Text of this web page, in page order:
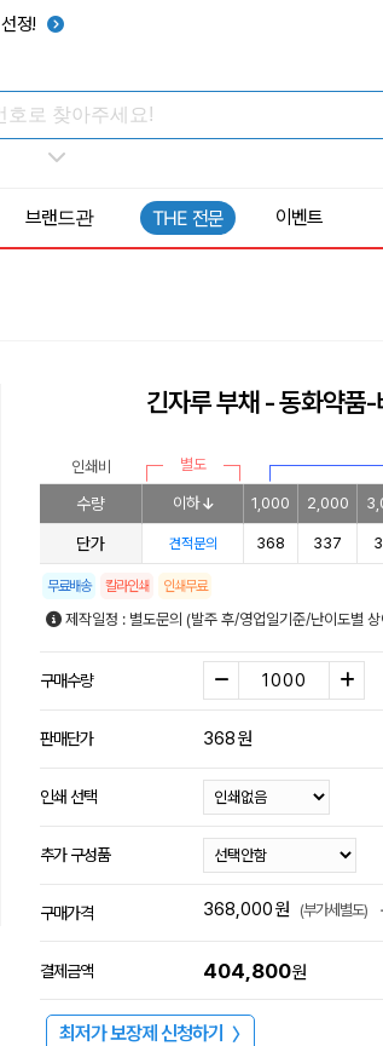
선정!
브랜드관 THE 전문 이벤트
긴자루 부채 - 동화약품
인쇄비 별도
수량 이하 1,000 2,000
단가 견적문의 368 337
무료배송 칼라인쇄 인쇄무료
제작일정 : 별도문의 (발주 후/영업일기준/난이도별
구매수량
판매단가 368원
인쇄 선택
추가 구성품
구매가격 368,000원 (부가세별도)
결제금액 404,800원
최저가 보장제 신청하기 〉